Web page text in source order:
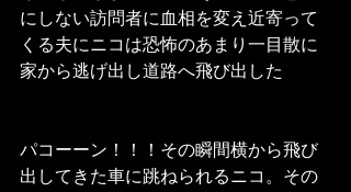
にしない訪問者に血相を変え近寄って
くる夫にニコは恐怖のあまり一目散に
家から逃げ出し道路へ飛び出した
パコーーン！！！その瞬間横から飛び
出してきた車に跳ねられるニコ。その